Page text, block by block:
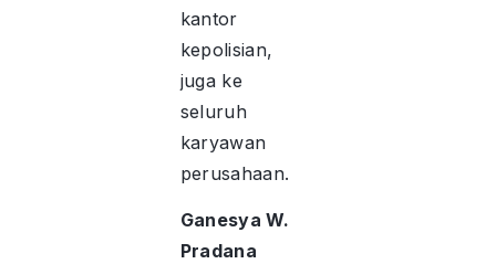
kantor
kepolisian,
juga ke
seluruh
karyawan
perusahaan.
Ganesya W.
Pradana